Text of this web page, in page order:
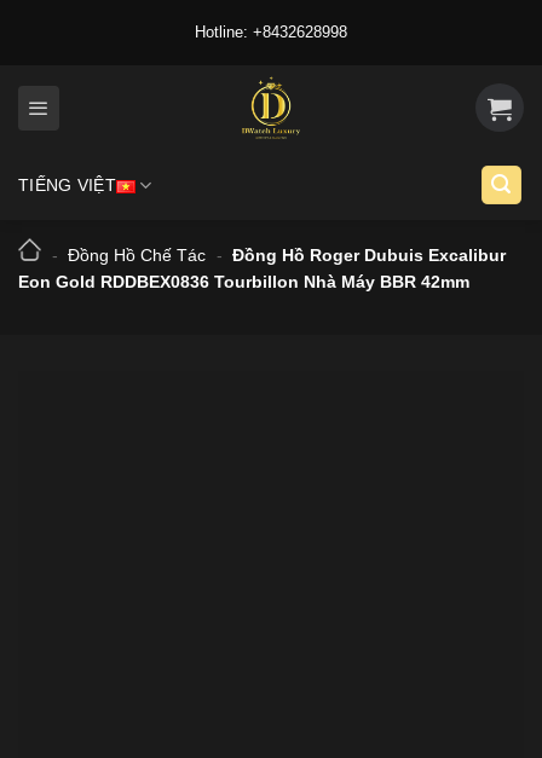
Hotline: +8432628998
TIẾNG VIỆT
- Đồng Hồ Chế Tác - Đồng Hồ Roger Dubuis Excalibur
Eon Gold RDDBEX0836 Tourbillon Nhà Máy BBR 42mm